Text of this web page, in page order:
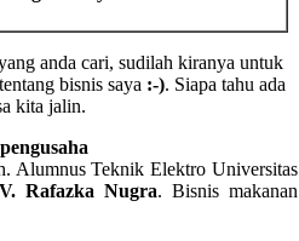
anda cari, sudilah kiranya untuk
bisnis saya :-). Siapa tahu ada
kita jalin.
Alumnus Teknik Elektro Universitas
Rafazka Nugra. Bisnis makanan